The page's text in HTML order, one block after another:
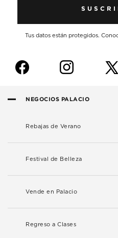
Tus datos están protegidos.
f i
NEGOCIOS PALACIO
Rebajas de Verano
Festival de Belleza
Vende en Palacio
Regreso a Clases